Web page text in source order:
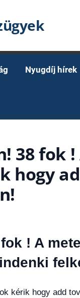
Nyugdíj hírek
38 fok !
hogy
! A
kérik hogy add